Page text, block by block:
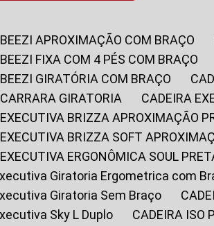
BEEZI APROXIMAÇÃO COM BRAÇO
BEEZI FIXA COM 4 PÉS COM BRAÇO
BEEZI GIRATÓRIA COM BRAÇO
CARRARA GIRATORIA
CADEIRA
EXECUTIVA BRIZZA APROXIMAÇÃO
EXECUTIVA BRIZZA SOFT
EXECUTIVA ERGONÔMICA SOUL
Giratoria Ergometrica com
Giratoria Sem Braço
Sky L Duplo
CADEIRA